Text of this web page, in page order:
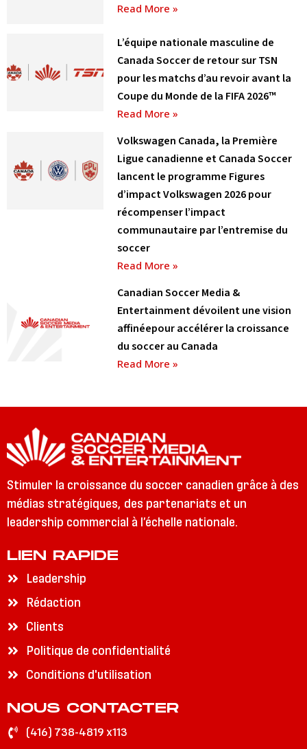
Read More »
L’équipe nationale masculine de
Canada Soccer de retour sur TSN
pour les matchs d’au revoir avant la
Coupe du Monde de la FIFA 2026™
Read More »
Volkswagen Canada, la Première
Ligue canadienne et Canada Soccer
lancent le programme Figures
d’impact Volkswagen 2026 pour
récompenser l’impact
communautaire par l’entremise du
soccer
Read More »
Canadian Soccer Media &
Entertainment dévoilent une vision
affinéepour accélérer la croissance
du soccer au Canada
Read More »
Stimuler la croissance du soccer canadien grâce à des
médias stratégiques, des partenariats et un
leadership commercial à l’échelle nationale.
LIEN RAPIDE
Leadership
Rédaction
Clients
Politique de confidentialité
Conditions d'utilisation
NOUS CONTACTER
(416) 738-4819 x113